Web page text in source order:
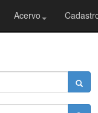
Acervo